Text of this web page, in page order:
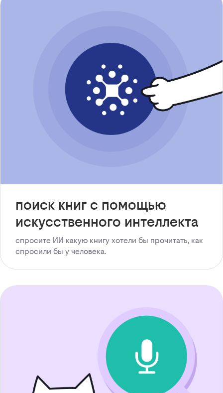
поиск книг с помощью
искусственного интеллекта
спросите ИИ какую книгу хотели бы прочитать, как
спросили бы у человека.